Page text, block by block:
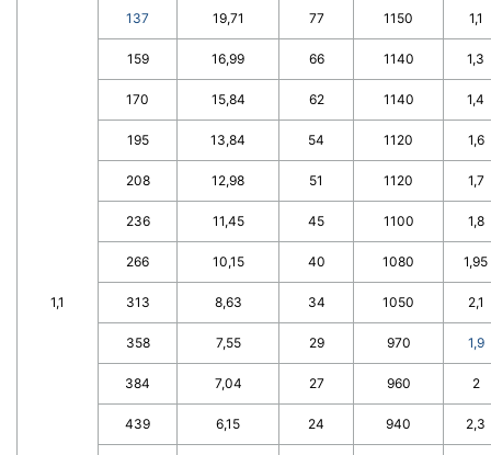
1,1
137 19,71 77 1150 1,1
159 16,99 66 1140 1,3
170 15,84 62 1140 1,4
195 13,84 54 1120 1,6
208 12,98 51 1120 1,7
236 11,45 45 1100 1,8
266 10,15 40 1080 1,95
313 8,63 34 1050 2,1
358 7,55 29 970 1,9
384 7,04 27 960 2
439 6,15 24 940 2,3